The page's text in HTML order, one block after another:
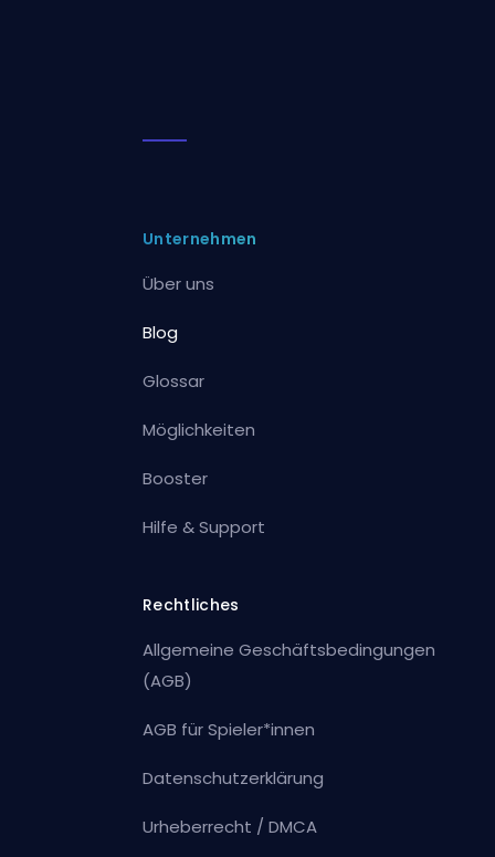
Unternehmen
Über uns
Blog
Glossar
Möglichkeiten
Booster
Hilfe & Support
Rechtliches
Allgemeine Geschäftsbedingungen
(AGB)
AGB für Spieler*innen
Datenschutzerklärung
Urheberrecht / DMCA